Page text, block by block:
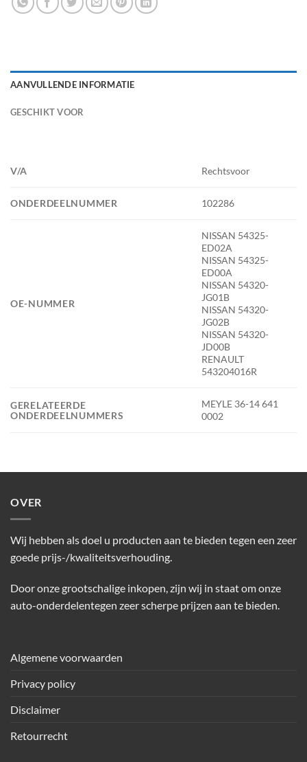
AANVULLENDE INFORMATIE
GESCHIKT VOOR
V/A Rechtsvoor
ONDERDEELNUMMER 102286
OE-NUMMER
NISSAN 54325-
ED02A
NISSAN 54325-
ED00A
NISSAN 54320-
JG01B
NISSAN 54320-
JG02B
NISSAN 54320-
JD00B
RENAULT
543204016R
GERELATEERDE
ONDERDEELNUMMERS
MEYLE 36-14 641
0002
OVER
Wij hebben als doel u producten aan te bieden tegen een zeer
goede prijs-/kwaliteitsverhouding.
Door onze grootschalige inkopen, zijn wij in staat om onze
auto-onderdelentegen zeer scherpe prijzen aan te bieden.
Algemene voorwaarden
Privacy policy
Disclaimer
Retourrecht